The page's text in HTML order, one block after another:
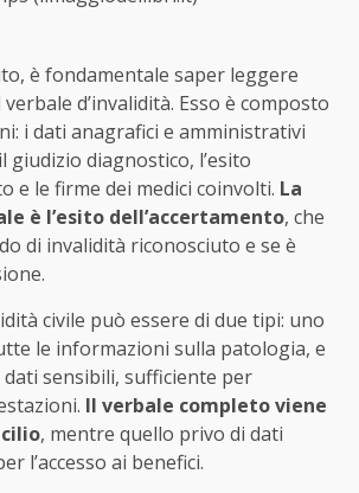
è fondamentale saper leggere
d’invalidità. Esso è composto
i dati anagrafici e amministrativi
giudizio diagnostico, l’esito
e le firme dei medici coinvolti. La
è l’esito dell’accertamento, che
di invalidità riconosciuto e se è
civile può essere di due tipi: uno
le informazioni sulla patologia, e
sensibili, sufficiente per
Il verbale completo viene
, mentre quello privo di dati
l’accesso ai benefici.